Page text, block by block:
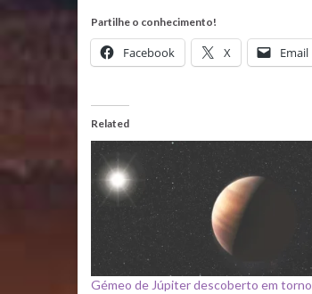
Partilhe o conhecimento!
Facebook X Email
Related
Gémeo de Júpiter descoberto em torno